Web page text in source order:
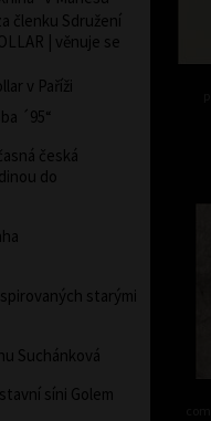
členku Sdružení
| věnuje se
v Paříži
´95“
česká
do
starými
Suchánková
síni Golem